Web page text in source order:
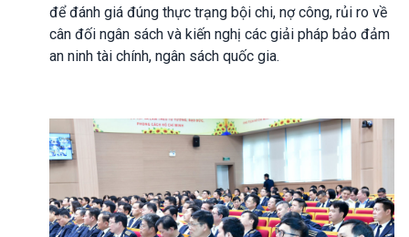
để đánh giá đúng thực trạng bội chi, nợ công, rủi ro về
cân đối ngân sách và kiến nghị các giải pháp bảo đảm
an ninh tài chính, ngân sách quốc gia.